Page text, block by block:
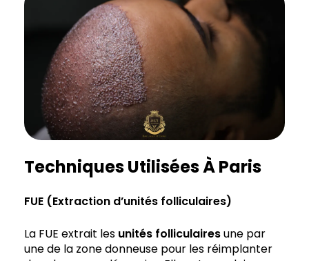
Techniques Utilisées À Paris
FUE (Extraction d’unités folliculaires)
La FUE extrait les unités folliculairesune par
une de la zone donneuse pour les réimplanter